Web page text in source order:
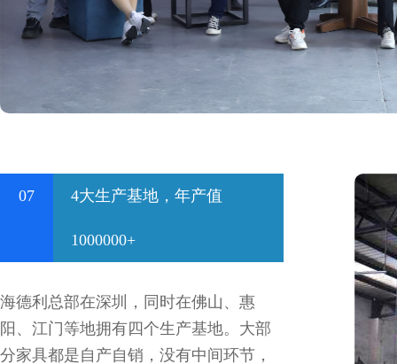
07 4大生产基地，年产值
1000000+
海德利总部在深圳，同时在佛山、惠
阳、江门等地拥有四个生产基地。大部
分家具都是自产自销，没有中间环节，